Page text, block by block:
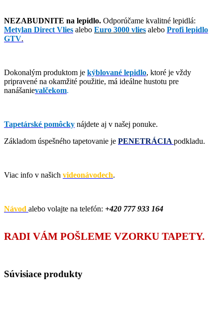
NEZABUDNITE na lepidlo. Odporúčame kvalitné lepidlá:
Metylan Direct Vlies alebo Euro 3000 vlies alebo Profi lepidlo
GTV.
Dokonalým produktom je kýblované lepidlo, ktoré je vždy
pripravené na okamžité použitie, má ideálne hustotu pre
nanášanievalčekom.
Tapetárské pomôcky nájdete aj v našej ponuke.
Základom úspešného tapetovanie je PENETRÁCIA podkladu.
Viac info v našich videonávodech.
Návod alebo volajte na telefón: +420 777 933 164
RADI VÁM POŠLEME VZORKU TAPETY.
Súvisiace produkty